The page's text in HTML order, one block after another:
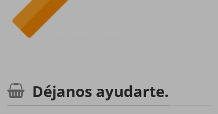
Déjanos ayudarte.